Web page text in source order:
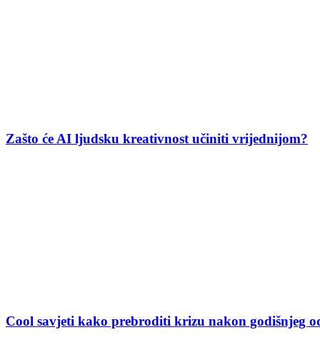
Zašto će AI ljudsku kreativnost učiniti vrijednijom?
Cool savjeti kako prebroditi krizu nakon godišnjeg